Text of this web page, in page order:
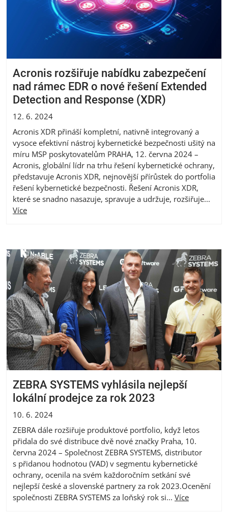
Acronis rozšiřuje nabídku zabezpečení
nad rámec EDR o nové řešení Extended
Detection and Response (XDR)
12. 6. 2024
Acronis XDR přináší kompletní, nativně integrovaný a
vysoce efektivní nástroj kybernetické bezpečnosti ušitý na
míru MSP poskytovatelům PRAHA, 12. června 2024 –
Acronis, globální lídr na trhu řešení kybernetické ochrany,
představuje Acronis XDR, nejnovější přírůstek do portfolia
řešení kybernetické bezpečnosti. Řešení Acronis XDR,
které se snadno nasazuje, spravuje a udržuje, rozšiřuje...
Více
ZEBRA SYSTEMS vyhlásila nejlepší
lokální prodejce za rok 2023
10. 6. 2024
ZEBRA dále rozšiřuje produktové portfolio, když letos
přidala do své distribuce dvě nové značky Praha, 10.
června 2024 – Společnost ZEBRA SYSTEMS, distributor
s přidanou hodnotou (VAD) v segmentu kybernetické
ochrany, ocenila na svém každoročním setkání své
nejlepší české a slovenské partnery za rok 2023.Ocenění
společnosti ZEBRA SYSTEMS za loňský rok si... Více